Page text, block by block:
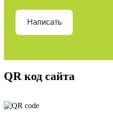
Написать
QR код сайта